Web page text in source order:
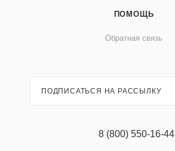
ПОМОЩЬ
Обратная связь
ПОДПИСАТЬСЯ НА РАССЫЛКУ
8 (800) 550-16-44